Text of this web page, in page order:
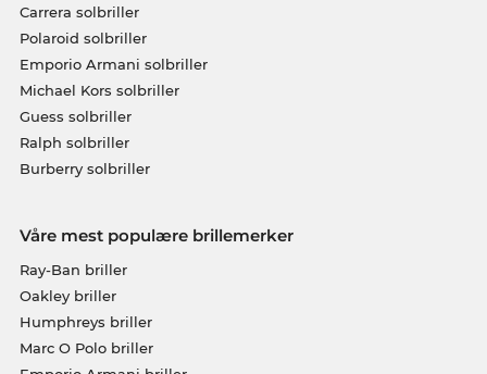
Carrera solbriller
Polaroid solbriller
Emporio Armani solbriller
Michael Kors solbriller
Guess solbriller
Ralph solbriller
Burberry solbriller
Våre mest populære brillemerker
Ray-Ban briller
Oakley briller
Humphreys briller
Marc O Polo briller